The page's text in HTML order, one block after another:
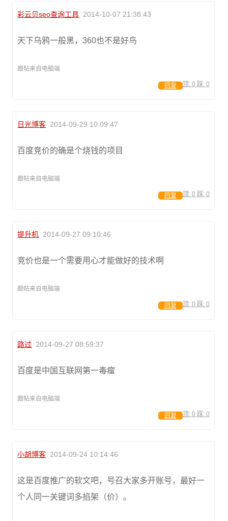
彩云贝seo查询工具 2014-10-07 21:38:43
天下乌鸦一般黑，360也不是好鸟
跟帖来自电脑端
顶: 0 踩: 0
回复
日光博客 2014-09-29 10:09:47
百度竞价的确是个烧钱的项目
跟帖来自电脑端
顶: 0 踩: 0
回复
提升机 2014-09-27 09:10:46
竞价也是一个需要用心才能做好的技术啊
跟帖来自电脑端
顶: 0 踩: 0
回复
路过 2014-09-27 08:59:37
百度是中国互联网第一毒瘤
跟帖来自电脑端
顶: 0 踩: 0
回复
小胡博客 2014-09-24 10:14:46
这是百度推广的软文吧，号召大家多开账号，最好一
个人同一关键词多掐架（价）。